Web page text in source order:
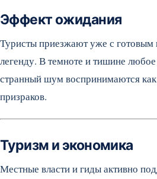
Эффект ожидания
Туристы приезжают уже с готовым
легенду. В темноте и тишине любое
странный шум воспринимаются как
призраков.
Туризм и экономика
Местные власти и гиды активно